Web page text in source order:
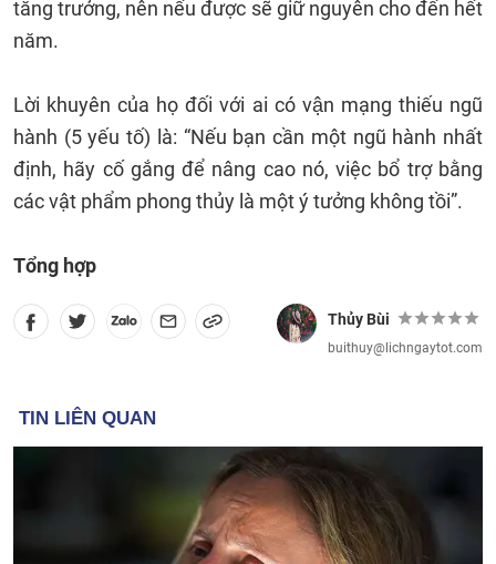
tăng trưởng, nên nếu được sẽ giữ nguyên cho đến hết
năm.
Lời khuyên của họ đối với ai có vận mạng thiếu ngũ
hành (5 yếu tố) là: “Nếu bạn cần một ngũ hành nhất
định, hãy cố gắng để nâng cao nó, việc bổ trợ bằng
các vật phẩm phong thủy là một ý tưởng không tồi”.
Tổng hợp
Thủy Bùi
buithuy@lichngaytot.com